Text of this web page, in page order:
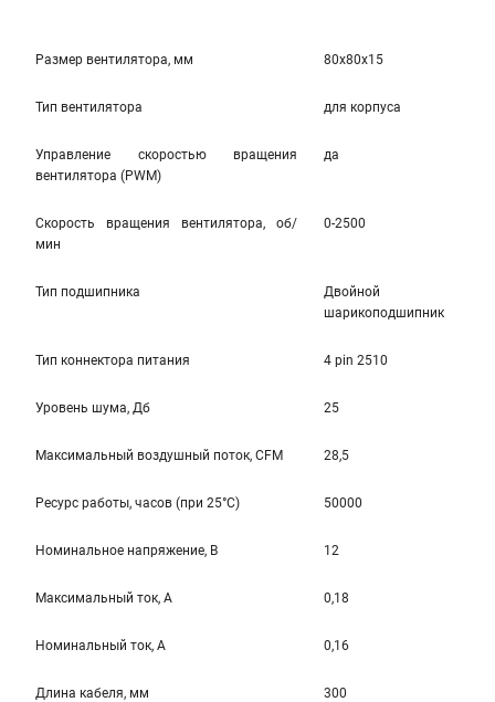
Размер вентилятора, мм 80x80x15
Тип вентилятора для корпуса
Управление скоростью вращения
вентилятора (PWM)
да
Скорость вращения вентилятора, об/
мин
0-2500
Тип подшипника
Двойной
шарикоподшипник
Тип коннектора питания 4 pin 2510
Уровень шума, Дб 25
Максимальный воздушный поток, CFM 28,5
Ресурс работы, часов (при 25°C) 50000
Номинальное напряжение, В 12
Максимальный ток, А 0,18
Номинальный ток, А 0,16
Длина кабеля, мм 300